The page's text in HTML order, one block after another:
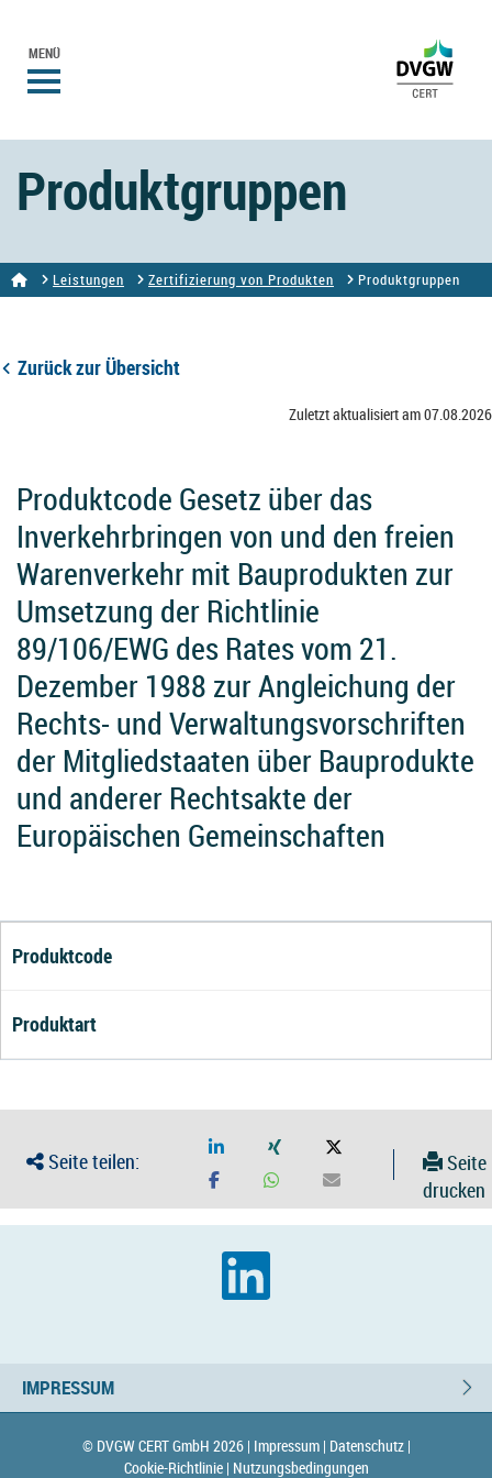
MENÜ
Produktgruppen
Leistungen Zertifizierung von Produkten Produktgruppen
Zurück zur Übersicht
Zuletzt aktualisiert am 07.08.2026
Produktcode Gesetz über das
Inverkehrbringen von und den freien
Warenverkehr mit Bauprodukten zur
Umsetzung der Richtlinie
89/106/EWG des Rates vom 21.
Dezember 1988 zur Angleichung der
Rechts- und Verwaltungsvorschriften
der Mitgliedstaaten über Bauprodukte
und anderer Rechtsakte der
Europäischen Gemeinschaften
Produktcode
Produktart
Seite teilen:
Seite
drucken
IMPRESSUM
© DVGW CERT GmbH 2026 | Impressum | Datenschutz |
Cookie-Richtlinie | Nutzungsbedingungen